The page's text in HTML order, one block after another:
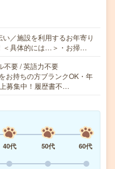
／施設を利用するお年寄り
＜具体的には…＞・お掃…
不要 / 英語力不要
お持ちの方ブランクOK・年
募集中！履歴書不…
40代 50代
60代